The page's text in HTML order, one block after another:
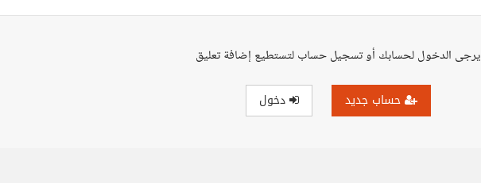
يرجى الدخول لحسابك أو تسجيل حساب لتستطيع إضافة تعليق
حساب جديد دخول